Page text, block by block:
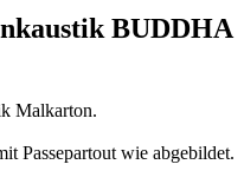
BUDDHA
Malkarton.
Passepartout wie abgebildet.